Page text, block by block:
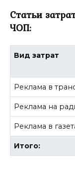
Статьи
ЧОП:
Вид затрат
Реклама в
Реклама на
Реклама в
Итого: